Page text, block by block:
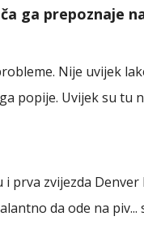
ga prepoznaje
Nije uvijek
popije. Uvijek su tu
prva zvijezda
da ode na piv...